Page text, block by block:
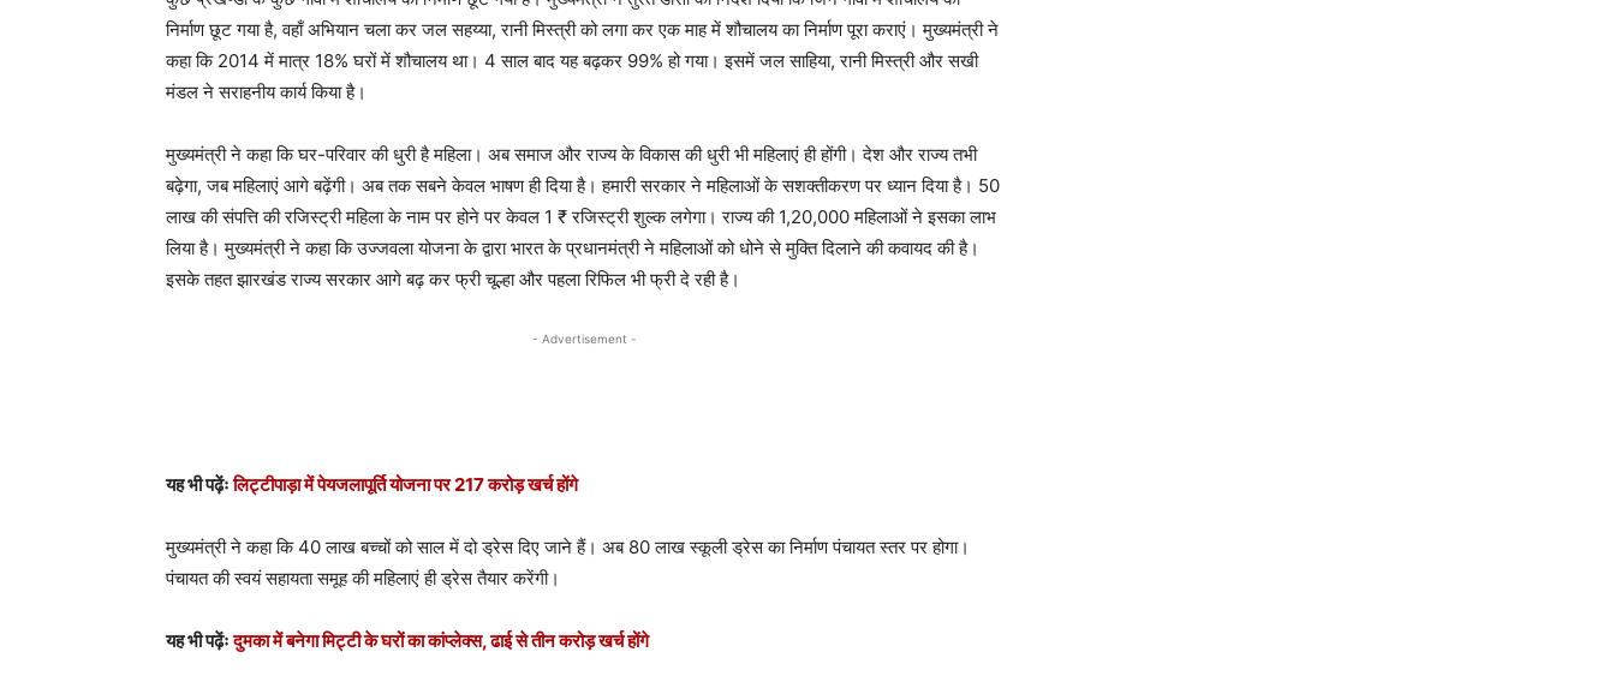
निर्माण छूट गया है, वहाँ अभियान चला कर जल सहय्या, रानी मिस्त्री को लगा कर एक माह में शौचालय का निर्माण पूरा कराएं। मुख्यमंत्री ने
कहा कि 2014 में मात्र 18% घरों में शौचालय था। 4 साल बाद यह बढ़कर 99% हो गया। इसमें जल साहिया, रानी मिस्त्री और सखी
मंडल ने सराहनीय कार्य किया है।
मुख्यमंत्री ने कहा कि घर-परिवार की धुरी है महिला। अब समाज और राज्य के विकास की धुरी भी महिलाएं ही होंगी। देश और राज्य तभी
बढ़ेगा, जब महिलाएं आगे बढ़ेंगी। अब तक सबने केवल भाषण ही दिया है। हमारी सरकार ने महिलाओं के सशक्तीकरण पर ध्यान दिया है। 50
लाख की संपत्ति की रजिस्ट्री महिला के नाम पर होने पर केवल 1 ₹ रजिस्ट्री शुल्क लगेगा। राज्य की 1,20,000 महिलाओं ने इसका लाभ
लिया है। मुख्यमंत्री ने कहा कि उज्जवला योजना के द्वारा भारत के प्रधानमंत्री ने महिलाओं को धोने से मुक्ति दिलाने की कवायद की है।
इसके तहत झारखंड राज्य सरकार आगे बढ़ कर फ्री चूल्हा और पहला रिफिल भी फ्री दे रही है।
- Advertisement -
यह भी पढ़ेंःलिट्टीपाड़ा में पेयजलापूर्ति योजना पर 217 करोड़ खर्च होंगे
मुख्यमंत्री ने कहा कि 40 लाख बच्चों को साल में दो ड्रेस दिए जाने हैं। अब 80 लाख स्कूली ड्रेस का निर्माण पंचायत स्तर पर होगा।
पंचायत की स्वयं सहायता समूह की महिलाएं ही ड्रेस तैयार करेंगी।
यह भी पढ़ेंःदुमका में बनेगा मिट्टी के घरों का कांप्लेक्स, ढाई से तीन करोड़ खर्च होंगे